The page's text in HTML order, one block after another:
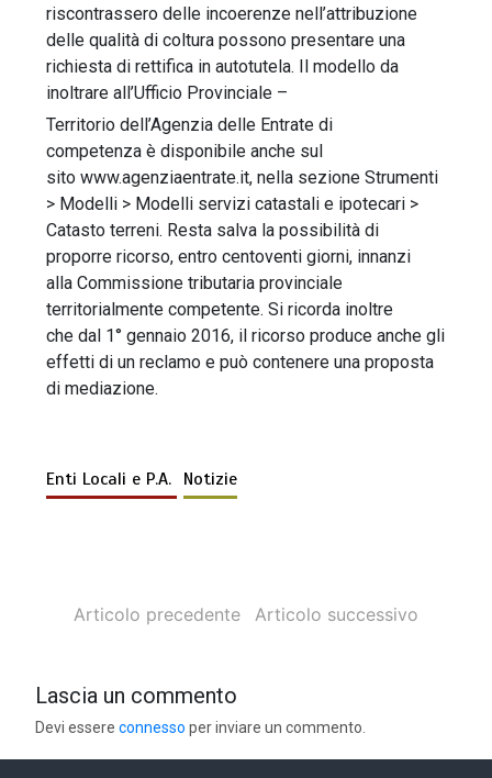
riscontrassero delle incoerenze nell’attribuzione
delle qualità di coltura possono presentare una
richiesta di rettifica in autotutela. Il modello da
inoltrare all’Ufficio Provinciale –
Territorio dell’Agenzia delle Entrate di
competenza è disponibile anche sul
sito www.agenziaentrate.it, nella sezione Strumenti
> Modelli > Modelli servizi catastali e ipotecari >
Catasto terreni. Resta salva la possibilità di
proporre ricorso, entro centoventi giorni, innanzi
alla Commissione tributaria provinciale
territorialmente competente. Si ricorda inoltre
che dal 1° gennaio 2016, il ricorso produce anche gli
effetti di un reclamo e può contenere una proposta
di mediazione.
Enti Locali e P.A. Notizie
Articolo precedente Articolo successivo
Lascia un commento
Devi essereconnesso per inviare un commento.